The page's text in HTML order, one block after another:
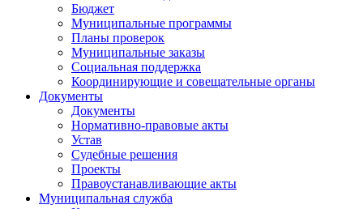
Бюджет
Муниципальные программы
Планы проверок
Муниципальные заказы
Социальная поддержка
Координирующие и совещательные органы
Документы
Документы
Нормативно-правовые акты
Устав
Судебные решения
Проекты
Правоустанавливающие акты
Муниципальная служба